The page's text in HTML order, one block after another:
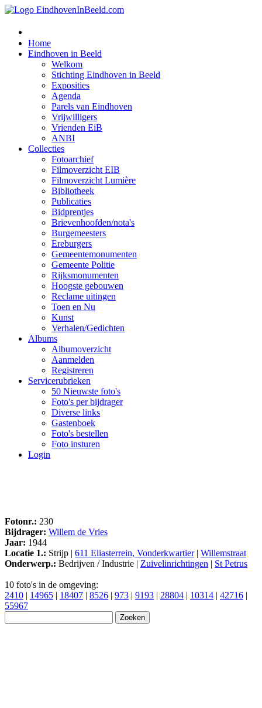
Home
Eindhoven in Beeld
Welkom
Stichting Eindhoven in Beeld
Exposities
Agenda
Parels van Eindhoven
Vrijwilligers
Vrienden EiB
ANBI
Collecties
Fotoarchief
Filmoverzicht EIB
Filmoverzicht Lumière
Bibliotheek
Publicaties
Bidprentjes
Brievenhoofden/nota's
Burgemeesters
Ereburgers
Gemeentemonumenten
Gemeente Politie
Rijksmonumenten
Hoogste gebouwen
Reclame uitingen
Toen en Nu
Kunst
Verhalen/Gedichten
Albums
Albumoverzicht
Aanmelden
Registreren
Servicerubrieken
50 Nieuwste foto's
Foto's per bijdrager
Diverse links
Gastenboek
Foto's bestellen
Foto insturen
Login
Fotonr.: 230
Bijdrager: Willem de Vries
Jaar: 1944
Locatie 1.: Strijp | 611 Eliasterrein, Vonderkwartier| Willemstraat
Onderwerp.: Bedrijven / Industrie | Zuivelinrichtingen | St Petrus
10 foto's in de omgeving:
2410 | 14965 | 18407 | 8526 | 973 | 9193 | 28804 | 10314 | 42716 |
55967